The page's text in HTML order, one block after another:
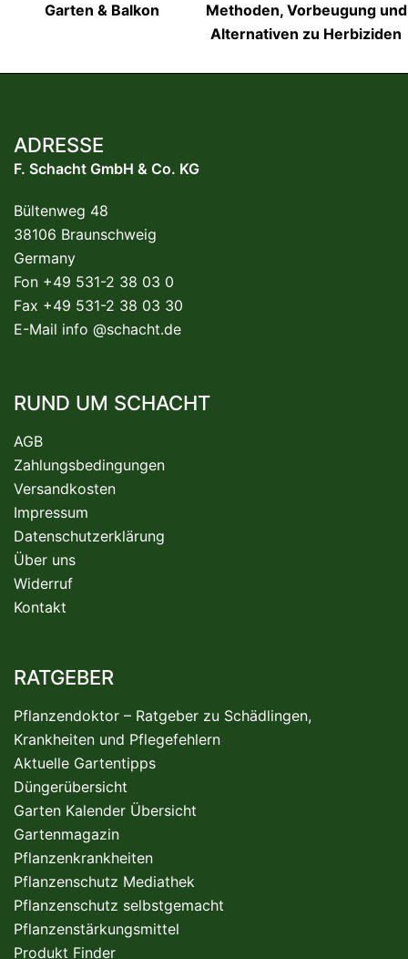
Garten & Balkon
Methoden, Vorbeugung und
Alternativen zu Herbiziden
ADRESSE
F. Schacht GmbH & Co. KG
Bültenweg 48
38106 Braunschweig
Germany
Fon +49 531-2 38 03 0
Fax +49 531-2 38 03 30
E-Mail info @schacht.de
RUND UM SCHACHT
AGB
Zahlungsbedingungen
Versandkosten
Impressum
Datenschutzerklärung
Über uns
Widerruf
Kontakt
RATGEBER
Pflanzendoktor – Ratgeber zu Schädlingen,
Krankheiten und Pflegefehlern
Aktuelle Gartentipps
Düngerübersicht
Garten Kalender Übersicht
Gartenmagazin
Pflanzenkrankheiten
Pflanzenschutz Mediathek
Pflanzenschutz selbstgemacht
Pflanzenstärkungsmittel
Produkt Finder